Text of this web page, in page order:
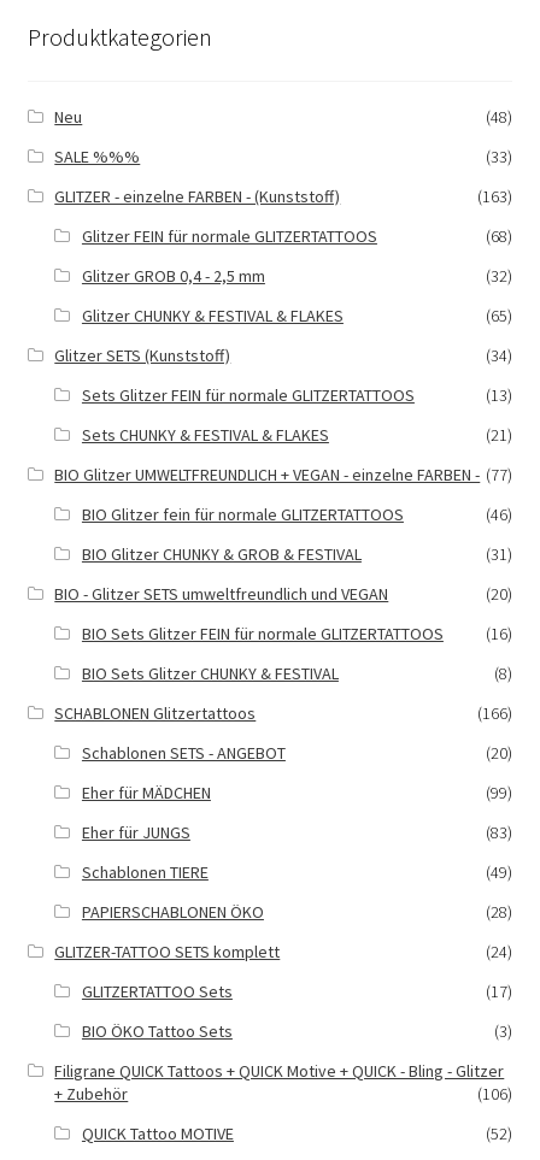
Versandbedingungen
Vertrag widerrufen
Warenkorb
Widerrufsbelehrung / Muster-Widerrufsformular
Produktkategorien
Neu
(48)
SALE %%%
(33)
GLITZER - einzelne FARBEN - (Kunststoff)
(163)
Glitzer FEIN für normale GLITZERTATTOOS
(68)
Glitzer GROB 0,4 - 2,5 mm
(32)
Glitzer CHUNKY & FESTIVAL & FLAKES
(65)
Glitzer SETS (Kunststoff)
(34)
Sets Glitzer FEIN für normale GLITZERTATTOOS
(13)
Sets CHUNKY & FESTIVAL & FLAKES
(21)
BIO Glitzer UMWELTFREUNDLICH + VEGAN - einzelne FARBEN - (77)
BIO Glitzer fein für normale GLITZERTATTOOS
(46)
BIO Glitzer CHUNKY & GROB & FESTIVAL
(31)
BIO - Glitzer SETS umweltfreundlich und VEGAN
(20)
BIO Sets Glitzer FEIN für normale GLITZERTATTOOS
(16)
BIO Sets Glitzer CHUNKY & FESTIVAL
(8)
SCHABLONEN Glitzertattoos
(166)
Schablonen SETS - ANGEBOT
(20)
Eher für MÄDCHEN
(99)
Eher für JUNGS
(83)
Schablonen TIERE
(49)
PAPIERSCHABLONEN ÖKO
(28)
GLITZER-TATTOO SETS komplett
(24)
GLITZERTATTOO Sets
(17)
BIO ÖKO Tattoo Sets
(3)
Filigrane QUICK Tattoos + QUICK Motive + QUICK - Bling - Glitzer
+ Zubehör
(106)
QUICK Tattoo MOTIVE
(52)